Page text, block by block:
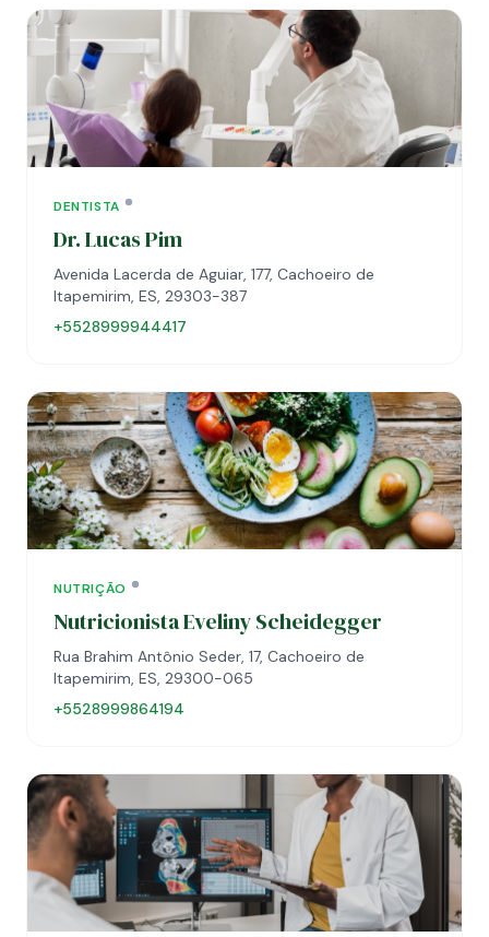
DENTISTA
Dr. Lucas Pim
Avenida Lacerda de Aguiar, 177, Cachoeiro de
Itapemirim, ES, 29303-387
+5528999944417
NUTRIÇÃO
Nutricionista Eveliny Scheidegger
Rua Brahim Antônio Seder, 17, Cachoeiro de
Itapemirim, ES, 29300-065
+5528999864194